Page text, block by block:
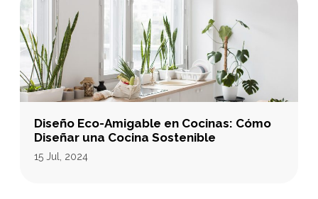
Diseño Eco-Amigable en Cocinas: Cómo
Diseñar una Cocina Sostenible
15 Jul, 2024